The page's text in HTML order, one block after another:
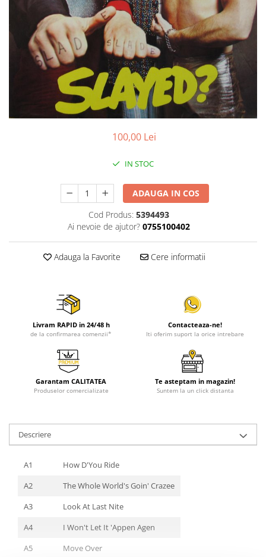
Viniluri Românești
Colecția Electrecord
100,00 Lei
IN STOC
ADAUGA IN COS
Cod Produs: 5394493
Ai nevoie de ajutor? 0755100402
Adauga la Favorite Cere informatii
Livram RAPID in 24/48 h
de la confirmarea comenzii*
Contacteaza-ne!
Iti oferim suport la orice intrebare
Garantam CALITATEA
Produselor comercializate
Te asteptam in magazin!
Suntem la un click distanta
Descriere
A1
How D'You Ride
A2
The Whole World's Goin' Crazee
A3
Look At Last Nite
A4
I Won't Let It 'Appen Agen
A5
Move Over